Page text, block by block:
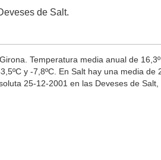
de Salt.
Temperatura media anual de
y -7,8ºC. En Salt hay una media
25-12-2001 en las Deveses de